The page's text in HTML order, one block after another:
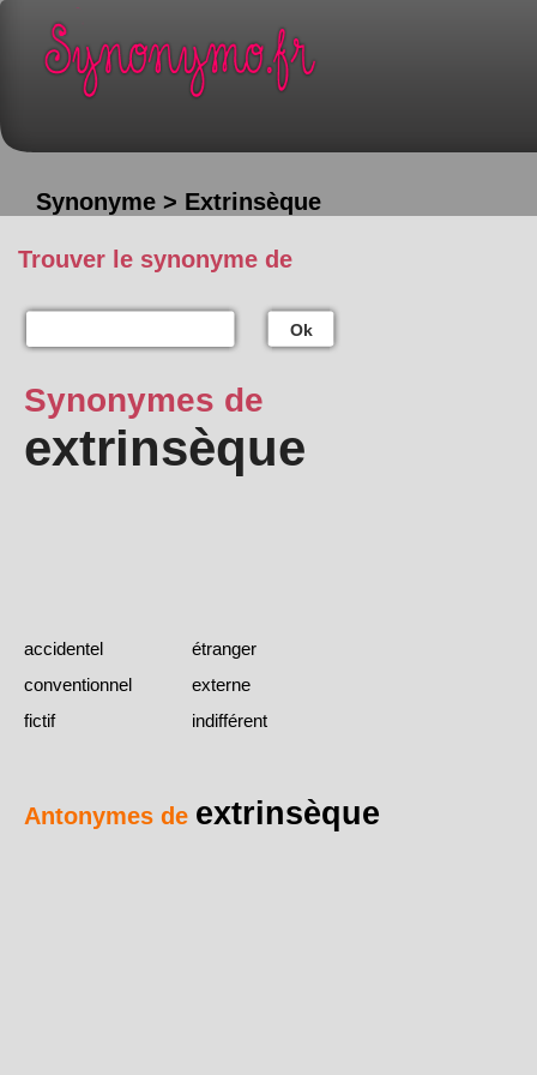
Synonyme > Extrinsèque
Trouver le synonyme de
Ok
Synonymes de
extrinsèque
accidentel
étranger
conventionnel
externe
fictif
indifférent
Antonymes de extrinsèque